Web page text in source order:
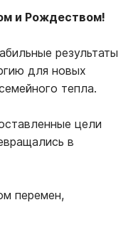
и Рождеством!
результаты
для новых
тепла.
цели
в
перемен,